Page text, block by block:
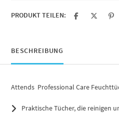
PRODUKT TEILEN:
BESCHREIBUNG
Attends Professional Care
Praktische Tücher, die reinigen